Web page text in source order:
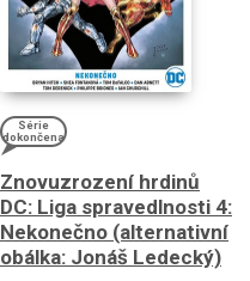
Série
dokončena
Znovuzrození hrdinů
DC: Liga spravedlnosti 4:
Nekonečno (alternativní
obálka: Jonáš Ledecký)